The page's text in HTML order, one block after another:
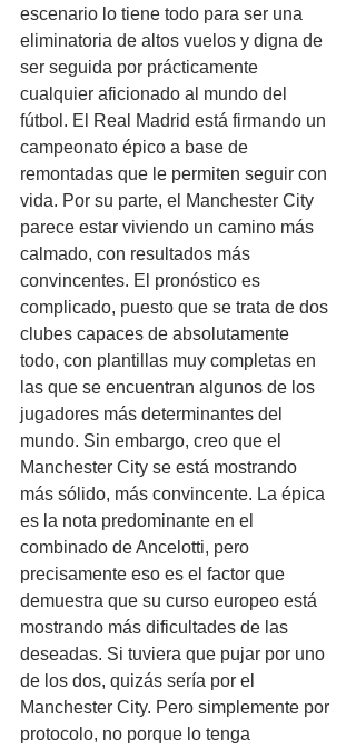
escenario lo tiene todo para ser una
eliminatoria de altos vuelos y digna de
ser seguida por prácticamente
cualquier aficionado al mundo del
fútbol. El Real Madrid está firmando un
campeonato épico a base de
remontadas que le permiten seguir con
vida. Por su parte, el Manchester City
parece estar viviendo un camino más
calmado, con resultados más
convincentes. El pronóstico es
complicado, puesto que se trata de dos
clubes capaces de absolutamente
todo, con plantillas muy completas en
las que se encuentran algunos de los
jugadores más determinantes del
mundo. Sin embargo, creo que el
Manchester City se está mostrando
más sólido, más convincente. La épica
es la nota predominante en el
combinado de Ancelotti, pero
precisamente eso es el factor que
demuestra que su curso europeo está
mostrando más dificultades de las
deseadas. Si tuviera que pujar por uno
de los dos, quizás sería por el
Manchester City. Pero simplemente por
protocolo, no porque lo tenga